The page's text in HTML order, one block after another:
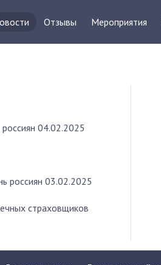
Отзывы Мероприятия
04.02.2025
россиян 03.02.2025
страховщиков